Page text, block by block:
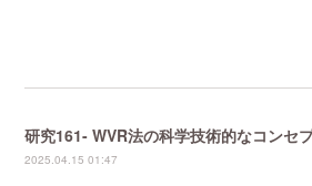
研究161- WVR法の科学技術的なコンセ
2025.04.15 01:47